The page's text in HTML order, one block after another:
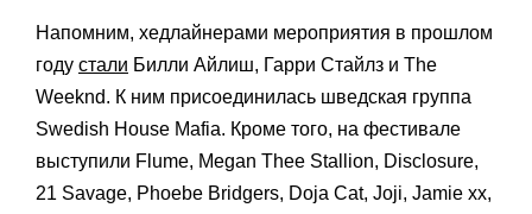
Напомним, хедлайнерами мероприятия в прошлом
году стали Билли Айлиш, Гарри Стайлз и The
Weeknd. К ним присоединилась шведская группа
Swedish House Mafia. Кроме того, на фестивале
выступили Flume, Megan Thee Stallion, Disclosure,
21 Savage, Phoebe Bridgers, Doja Cat, Joji, Jamie xx,